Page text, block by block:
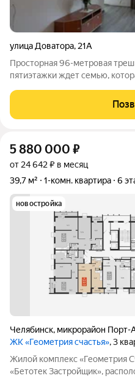
улица Доватора, 21А
Просторная 96-метровая
пятиэтажки ждет семью,
метровая кухня для семейных
найдется место каждому. В
5 880 000 ₽
от 24 642 ₽ в месяц
39,7 м²
1-комн. квартира 6
новостройка
Челябинск, микрорайон Порт-
ЖК «Геометрия счастья», 3
Жилой комплекс «Геометрия Счастья» это
«Бетотек Застройщик»,